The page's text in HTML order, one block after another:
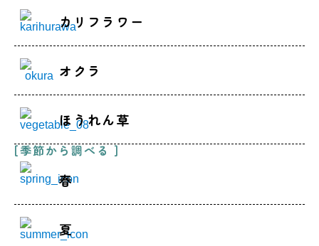
カリフラワー
オクラ
ほうれん草
[季節から調べる ]
春
夏